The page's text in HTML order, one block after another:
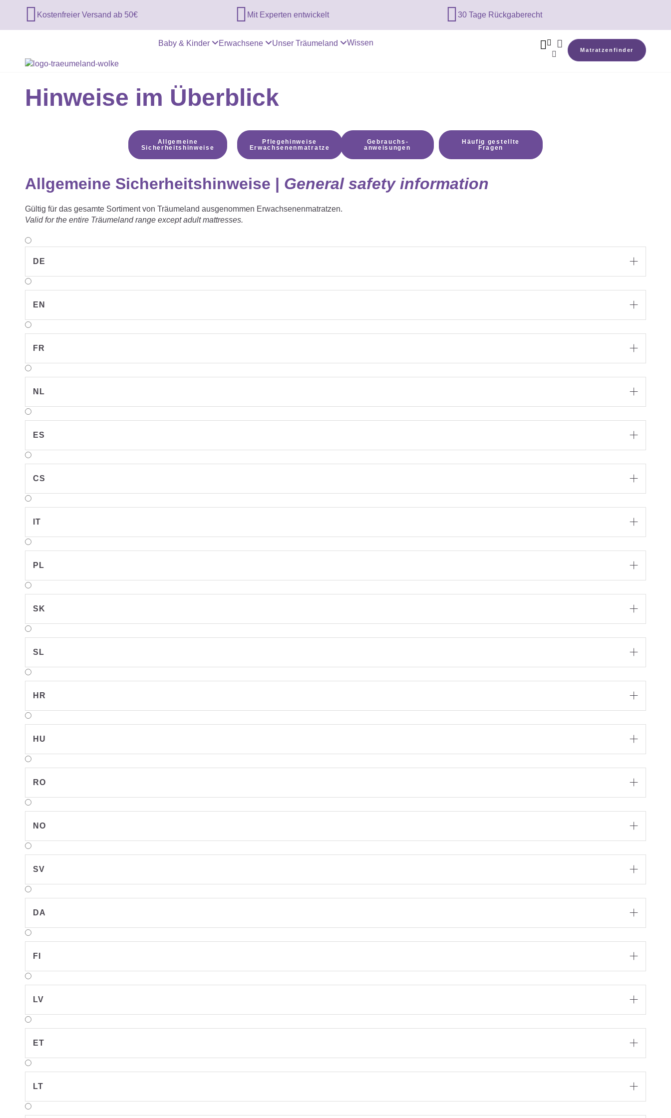
 Kostenfreier Versand ab 50€  Mit Experten entwickelt 30 Tage Rückgaberecht
Baby & Kinder Erwachsene Unser Träumeland Wissen 


Matratzenfinder
Hinweise im Überblick
Allgemeine
Sicherheitshinweise
Pflegehinweise
Erwachsenenmatratze
Gebrauchs­
anweisungen
Häufig gestellte
Fragen
Allgemeine Sicherheitshinweise | General safety information
Gültig für das gesamte Sortiment von Träumeland ausgenommen Erwachsenenmatratzen.
Valid for the entire Träumeland range except adult mattresses.
DE 
EN 
FR 
NL 
ES 
CS 
IT 
PL 
SK 
SL 
HR 
HU 
RO 
NO 
SV 
DA 
FI 
LV 
ET 
LT 